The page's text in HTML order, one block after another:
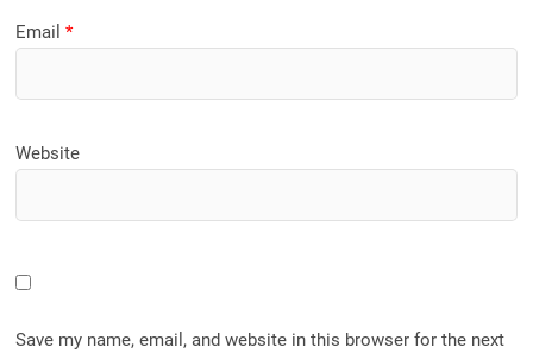
Email*
Website
Save my name, email, and website in this browser for the next